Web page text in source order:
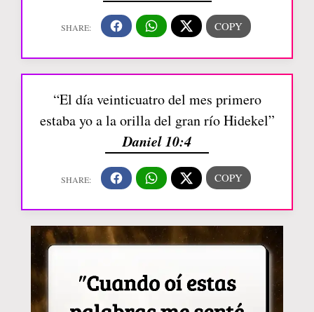
“El día veinticuatro del mes primero
estaba yo a la orilla del gran río Hidekel”
Daniel 10:4